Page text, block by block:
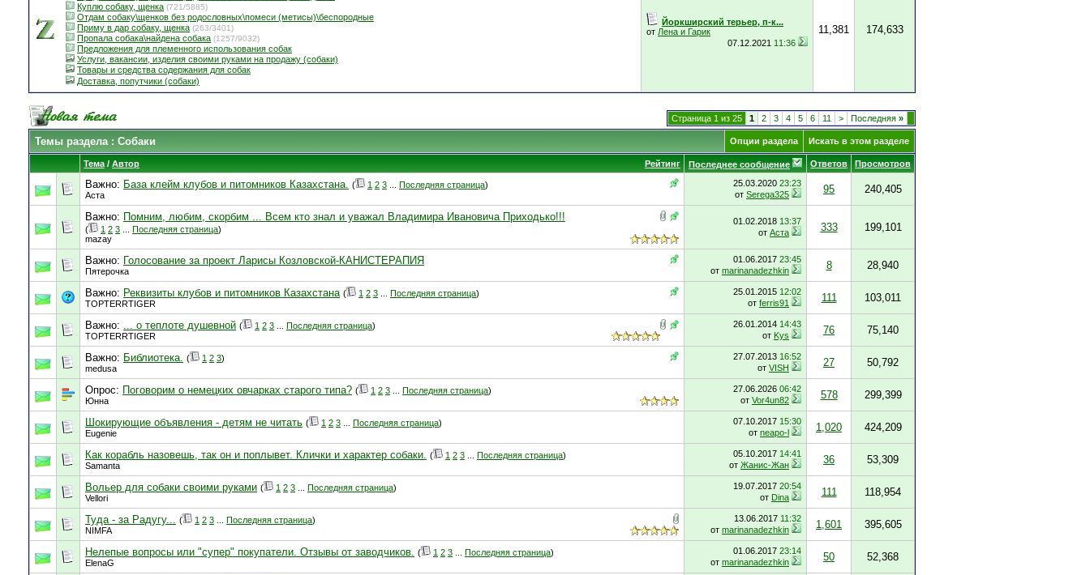
Куплю собаку, щенка (721/5885)
Отдам собаку\щенков без родословных\помеси (метисы)\беспородные
Приму в дар собаку, щенка (263/3401)
Пропала собака\найдена собака (1257/9032)
Предложения для племенного использования собак
Услуги, вакансии, изделия своими руками на продажу (собаки)
Товары и средства содержания для собак
Доставка, попутчики (собаки)
Йоркширский терьер, п-к...
от Лена и Гарик
07.12.2021 11:36
11,381 174,633
Страница 1 из 25 1 2 3 4 5 6 11 > Последняя »
Темы раздела: Собаки Опции раздела Искать в этом разделе
Рейтинг
Тема / Автор Последнее сообщение Ответов Просмотров
Важно: База клейм клубов и питомников Казахстана. ( 1 2 3 Последняя страница)
Аста
25.03.2020 23:23
от Serega325 95 240,405
Важно: Помним, любим, скорбим ... Всем кто знал и уважал Владимира Ивановича Приходько!!!
( 1 2 3 Последняя страница)
mazay
01.02.2018 13:37
от Аста 333 199,101
Важно: Голосование за проект Ларисы Козловской-КАНИСТЕРАПИЯ
Пятерочка
01.06.2017 23:45
от marinanadezhkin 8 28,940
Важно: Реквизиты клубов и питомников Казахстана ( 1 2 3 Последняя страница)
TOPTERRTIGER
25.01.2015 12:02
от ferris91 111 103,011
Важно: ... о теплоте душевной ( 1 2 3 Последняя страница)
TOPTERRTIGER
26.01.2014 14:43
от Kys 76 75,140
Важно: Библиотека. ( 1 2 3)
medusa
27.07.2013 16:52
от VISH 27 50,792
Опрос: Поговорим о немецких овчарках старого типа? ( 1 2 3 Последняя страница)
Юнна
27.06.2026 06:42
от Vor4un82 578 299,399
Шокирующие объявления - детям не читать ( 1 2 3 Последняя страница)
Eugenie
07.10.2017 15:30
от neapo-l 1,020 424,209
Как корабль назовешь, так он и поплывет. Клички и характер собаки. ( 1 2 3 Последняя страница)
Samanta
05.10.2017 14:41
от Жанис-Жан 36 53,309
Вольер для собаки своими руками ( 1 2 3 Последняя страница)
Vellori
19.07.2017 20:54
от Dina 111 118,954
Туда - за Радугу... ( 1 2 3 Последняя страница)
NIMFA
13.06.2017 11:32
от marinanadezhkin 1,601 395,605
Нелепые вопросы или "супер" покупатели. Отзывы от заводчиков. ( 1 2 3 Последняя страница)
ElenaG
01.06.2017 23:14
от marinanadezhkin 50 52,368